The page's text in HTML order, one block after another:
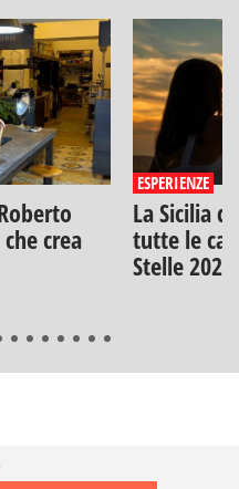
crea
ESPERIENZE
La Sicilia
tutte le
Stelle